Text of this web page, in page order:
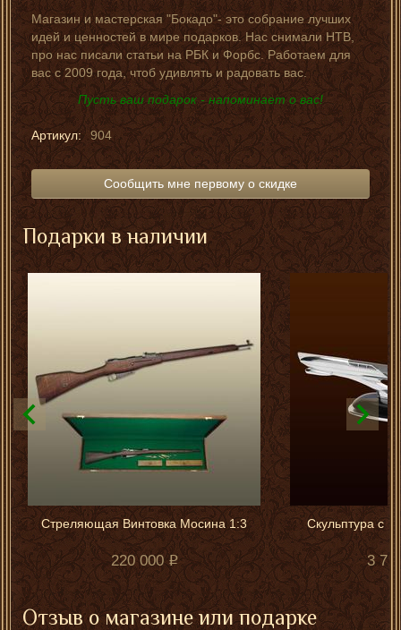
Магазин и мастерская "Бокадо"- это собрание лучших
идей и ценностей в мире подарков. Нас снимали НТВ,
про нас писали статьи на РБК и Форбс. Работаем для
вас с 2009 года, чтоб удивлять и радовать вас.
Пусть ваш подарок - напоминает о вас!
Артикул: 904
Сообщить мне первому о скидке
Подарки в наличии
Стреляющая Винтовка Мосина 1:3
220 000
Скульптура с
3
Отзыв о магазине или подарке